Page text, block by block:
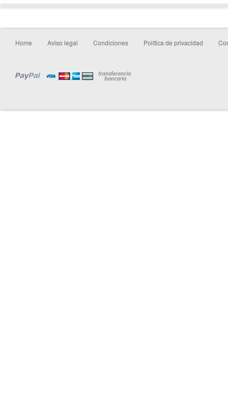
Home Aviso legal Condiciones Política de privacidad